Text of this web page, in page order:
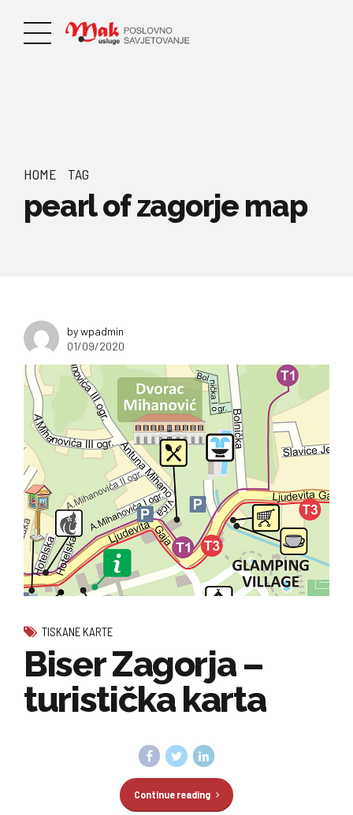
HOME TAG
pearl of zagorje map
by wpadmin
01/09/2020
TISKANE KARTE
Biser Zagorja –
turistička karta
Continue reading